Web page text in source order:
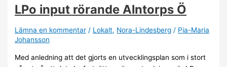
LPo input rörande Alntorps Ö
Lämna en kommentar / Lokalt, Nora-Lindesberg / Pia-Maria
Johansson
Med anledning att det gjorts en utvecklingsplan som i stort